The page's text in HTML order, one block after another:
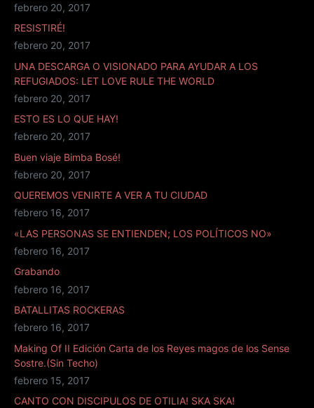
febrero 20, 2017
RESISTIRÉ!
febrero 20, 2017
UNA DESCARGA O VISIONADO PARA AYUDAR A LOS
REFUGIADOS: LET LOVE RULE THE WORLD
febrero 20, 2017
ESTO ES LO QUE HAY!
febrero 20, 2017
Buen viaje Bimba Bosé!
febrero 20, 2017
QUEREMOS VENIRTE A VER A TU CIUDAD
febrero 16, 2017
«LAS PERSONAS SE ENTIENDEN; LOS POLÍTICOS NO»
febrero 16, 2017
Grabando
febrero 16, 2017
BATALLITAS ROCKERAS
febrero 16, 2017
Making Of II Edición Carta de los Reyes magos de los Sense
Sostre.(Sin Techo)
febrero 15, 2017
CANTO CON DISCIPULOS DE OTILIA! SKA SKA!